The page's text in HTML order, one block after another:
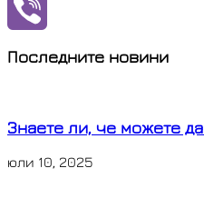
Messenger
Viber
Последните новини
Знаете ли, че можете
юли 10, 2025